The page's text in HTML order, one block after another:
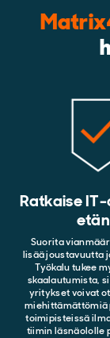
Ratkaise
Suorita
lisää joustavuutta
Työkalu tukee
skaalautumista,
yritykset voivat
miehittämättömiä
toimipisteissä
tiimin läsnäololle